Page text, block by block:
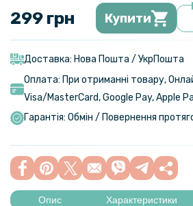
299 грн Купити
Доставка: Нова Пошта / УкрПошта
Оплата: При отриманні товару,
Visa/MasterСard, Google Pay, Apple
Гарантія: Обмін / Повернення
Опис Характеристики